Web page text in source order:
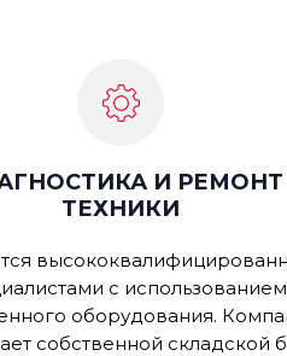
И РЕМОНТ
ТЕХНИКИ
с использованием
оборудования.
собственной складской